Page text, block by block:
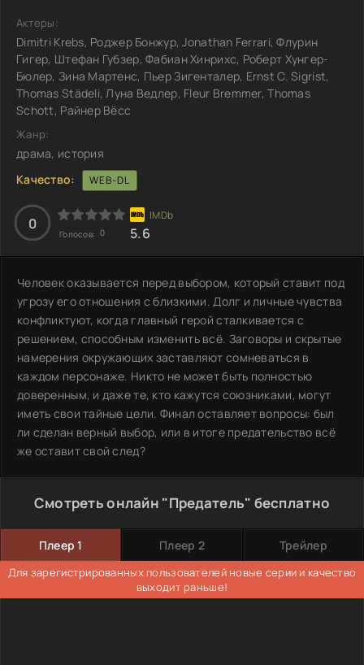
Актеры:
Dimitri Krebs, Роджер Бонжур, Jonathan Ferrari, Флурин
Гигер, Штефан Губзер, Фабиан Хинрихс, Роберт Хунгер-
Бюлер, Зина Мартенс, Пьер Зигенталер, Ernst C. Sigrist,
Thomas Städeli, Луна Ведлер, Fleur Bremmer, Thomas
Schott, Райнер Вёсс
Жанр:
драма, история
Качество:
WEB-DL
0
Голосов: 0 5.6
Человек оказывается перед выбором, который ставит под
угрозу его отношения с близкими. Долг и личные чувства
конфликтуют, когда главный герой сталкивается с
решением, способным изменить всё. Заговоры и скрытые
намерения окружающих заставляют сомневаться в
каждом персонаже. Никто не может быть полностью
доверенным, и даже те, кто кажутся союзниками, могут
иметь свои тайные цели. Финал оставляет вопросы: был
ли сделан верный выбор, или в итоге предательство всё
же оставит свой след?
Смотреть онлайн "Предатель" бесплатно
Плеер 1 Плеер 2 Трейлер
Для зарегистрированных пользователей новые серии и качество
выходит раньше!